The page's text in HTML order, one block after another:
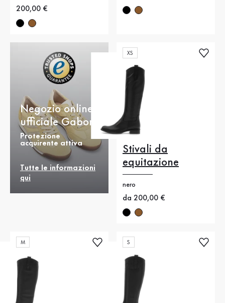
Nuovo prezzo
200,00 €
Negozio online
ufficiale Gabor
Protezione
acquirente attiva
Tutte le informazioni
qui
XS
Stivali da
equitazione
nero
Nuovo prezzo
da 200,00 €
M S